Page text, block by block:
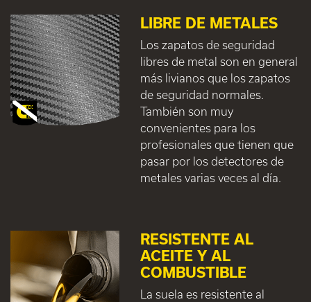
LIBRE DE METALES
Los zapatos de seguridad
libres de metal son en general
más livianos que los zapatos
de seguridad normales.
También son muy
convenientes para los
profesionales que tienen que
pasar por los detectores de
metales varias veces al día.
RESISTENTE AL
ACEITE Y AL
COMBUSTIBLE
La suela es resistente al